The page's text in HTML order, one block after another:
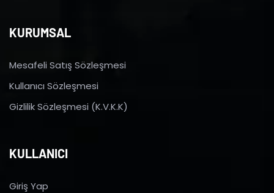
KURUMSAL
Mesafeli Satış Sözleşmesi
Kullanıcı Sözleşmesi
Gizlilik Sözleşmesi (K.V.K.K)
KULLANICI
Giriş Yap